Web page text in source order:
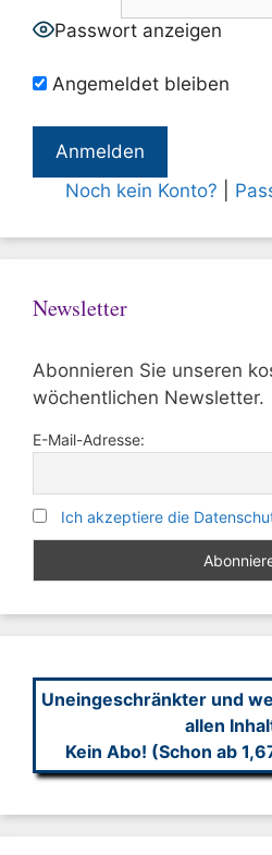
Passwort anzeigen
Angemeldet bleiben
Noch kein Konto?
Newsletter
Abonnieren Sie unseren
wöchentlichen Newsletter.
E-Mail-Adresse:
Ich akzeptiere die
Uneingeschränkter und
allen
Kein Abo! (Schon ab